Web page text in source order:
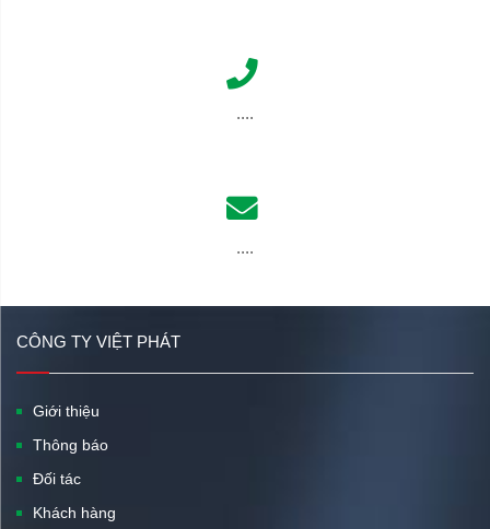
....
....
CÔNG TY VIỆT PHÁT
Giới thiệu
Thông báo
Đối tác
Khách hàng